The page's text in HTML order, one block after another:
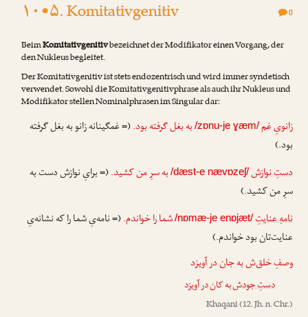
۱۰•۵. Komitativgenitiv 0
BeimKomitativgenitivbezeichnet der Modifikator einen Vorgang, der
den Nukleus begleitet.
Der Komitativgenitiv ist stets endozentrisch und wird immer syndetisch
verwendet. Sowohl die Komitativgenitivphrase als auch ihr Nukleus und
Modifikator stellen Nominalphrasen im Singular dar:
زانویِ غم/zɒnu-je ɣæm/ به بغل گرفته بود.(= غمگینانه زانو به بغل گرفته
بود.)
دستِ نوازش/dæst-e nævɒzeʃ/ به سرِ من کشید.(= برایِ نوازش دست به
سرِ من کشید.)
نامهِ عنایتِ /nɒmæ-je enɒjæt/ شما را خواندم.(= نامه‌یِ شما را که نشانه‌یِ
عنایت‌تان بود خواندم.)
وصفِ خلق‌ش به جان در آویزد
دستِ جودش به کان در آویزد
Khaqani(12. Jh. n. Chr.)